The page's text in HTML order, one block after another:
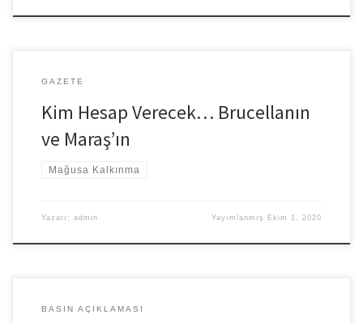
GAZETE
Kim Hesap Verecek… Brucellanın
ve Maraş’ın
Mağusa Kalkınma
Yazarı: admin Yayımlanmış Ekim 1, 2020
BASIN AÇIKLAMASI